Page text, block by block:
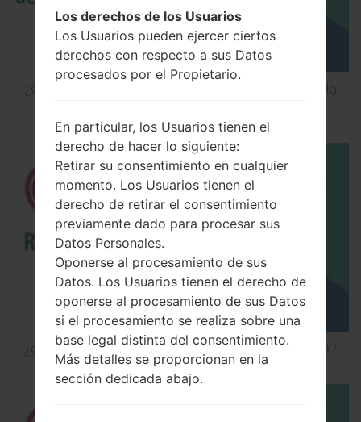
¿Cómo Activar las Opciones de Desarrollador y la
¿Cómo hacer Reinicio Completo en LG G5 H850?
Los derechos de los Usuarios
Los Usuarios pueden ejercer ciertos
derechos con respecto a sus Datos
procesados por el Propietario.
En particular, los Usuarios tienen el
derecho de hacer lo siguiente:
Retirar su consentimiento en cualquier
momento. Los Usuarios tienen el
derecho de retirar el consentimiento
previamente dado para procesar sus
Datos Personales.
Oponerse al procesamiento de sus
Datos. Los Usuarios tienen el derecho de
oponerse al procesamiento de sus Datos
si el procesamiento se realiza sobre una
base legal distinta del consentimiento.
Más detalles se proporcionan en la
sección dedicada abajo.